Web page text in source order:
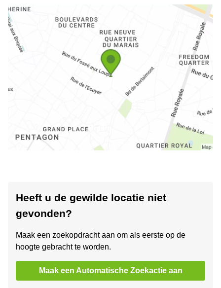
Heeft u de gewilde locatie niet
gevonden?
Maak een zoekopdracht aan om als eerste op de
hoogte gebracht te worden.
Maak een Automatische Zoekactie aan